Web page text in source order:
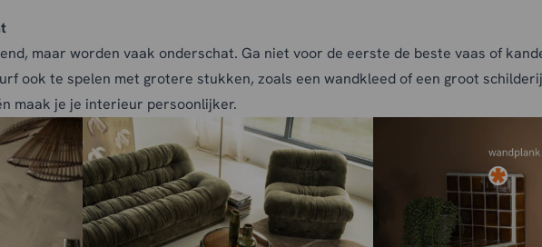
maar worden vaak onderschat. Ga niet voor de eerste de beste vaas of
ook te spelen met grotere stukken, zoals een wandkleed of een groot
maak je je interieur persoonlijker.